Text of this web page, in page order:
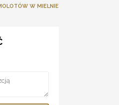
W MIELNIE